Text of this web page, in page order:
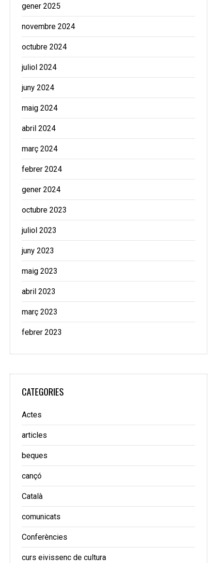
gener 2025
novembre 2024
octubre 2024
juliol 2024
juny 2024
maig 2024
abril 2024
març 2024
febrer 2024
gener 2024
octubre 2023
juliol 2023
juny 2023
maig 2023
abril 2023
març 2023
febrer 2023
CATEGORIES
Actes
articles
beques
cançó
Català
comunicats
Conferències
curs eivissenc de cultura